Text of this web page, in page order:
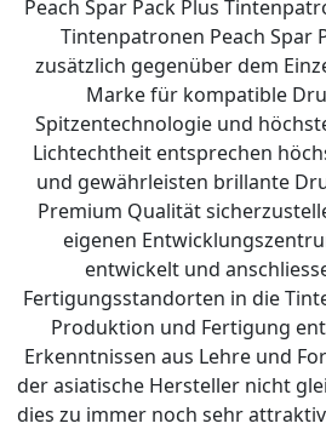
Peach Spar Pack Plus
Tintenpatronen Peach Spar
zusätzlich gegenüber dem
Marke für kompatible
Spitzentechnologie und
Lichtechtheit entsprechen
und gewährleisten brillante
Premium Qualität
eigenen
entwickelt und
Fertigungsstandorten in die
Produktion und Fertigung
Erkenntnissen aus Lehre und
der asiatische Hersteller nicht
dies zu immer noch sehr